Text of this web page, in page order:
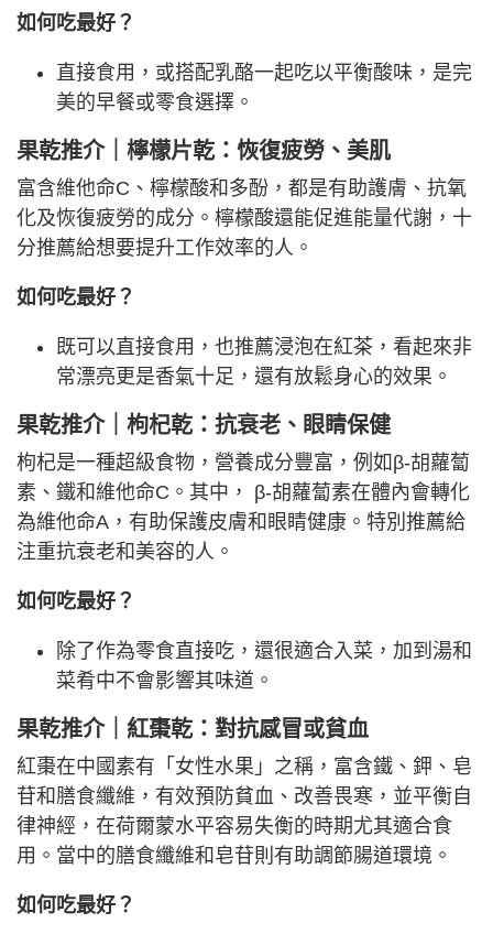
如何吃最好？
直接食用，或搭配乳酪一起吃以平衡酸味，是完
美的早餐或零食選擇。
果乾推介｜檸檬片乾：恢復疲勞、美肌
富含維他命C、檸檬酸和多酚，都是有助護膚、抗氧
化及恢復疲勞的成分。檸檬酸還能促進能量代謝，十
分推薦給想要提升工作效率的人。
如何吃最好？
既可以直接食用，也推薦浸泡在紅茶，看起來非
常漂亮更是香氣十足，還有放鬆身心的效果。
果乾推介｜枸杞乾：抗衰老、眼睛保健
枸杞是一種超級食物，營養成分豐富，例如β-胡蘿蔔
素、鐵和維他命C。其中， β-胡蘿蔔素在體內會轉化
為維他命A，有助保護皮膚和眼睛健康。特別推薦給
注重抗衰老和美容的人。
如何吃最好？
除了作為零食直接吃，還很適合入菜，加到湯和
菜肴中不會影響其味道。
果乾推介｜紅棗乾：對抗感冒或貧血
紅棗在中國素有「女性水果」之稱，富含鐵、鉀、皂
苷和膳食纖維，有效預防貧血、改善畏寒，並平衡自
律神經，在荷爾蒙水平容易失衡的時期尤其適合食
用。當中的膳食纖維和皂苷則有助調節腸道環境。
如何吃最好？